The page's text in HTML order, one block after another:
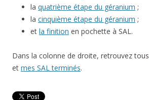
la quatrième étape du géranium ;
la cinquième étape du géranium ;
et la finition en pochette à SAL.
Dans la colonne de droite, retrouvez tous
et mes SAL terminés.